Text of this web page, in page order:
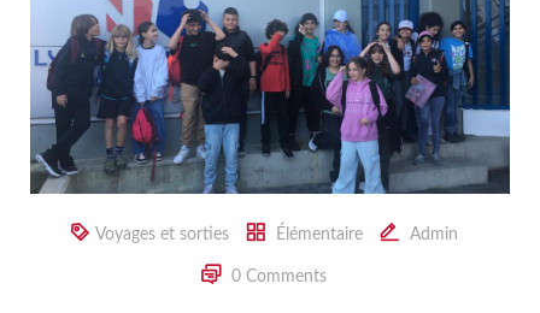
Voyages et sorties Élémentaire Admin
0 Comments